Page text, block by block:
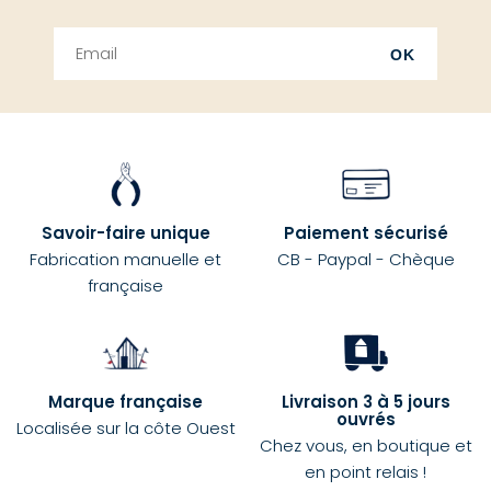
OK
Savoir-faire unique
Fabrication manuelle et
française
Paiement sécurisé
CB - Paypal - Chèque
Marque française
Localisée sur la côte Ouest
Livraison 3 à 5 jours
ouvrés
Chez vous, en boutique et
en point relais !